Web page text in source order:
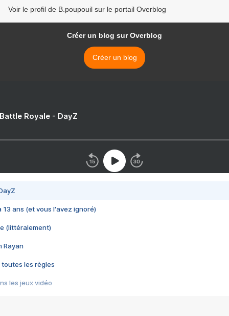
Voir le profil de B.poupouil sur le portail Overblog
Créer un blog sur Overblog
Créer un blog
Royale - DayZ
13 ans (et vous l'avez ignoré)
(littéralement)
Rayan
toutes les règles
les jeux vidéo